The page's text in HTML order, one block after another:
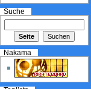
Suche
Nakama